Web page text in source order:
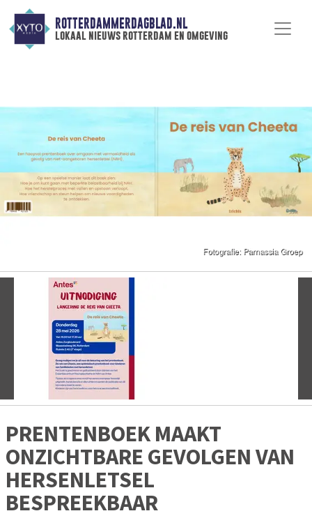
ROTTERDAMMERDAGBLAD.NL
lokaal nieuws rotterdam en omgeving
PRENTENBOEK MAAKT
ONZICHTBARE GEVOLGEN VAN
HERSENLETSEL
BESPREEKBAAR